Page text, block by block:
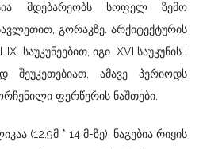
მდებარეობს სოფელ ზემო
გორაკზე. არქიტექტურის
საუკუნეებით, იგი XVI საუკუნის I
შეუკეთებიათ, ამავე პერიოდს
ფერწერის ნაშთები.
(12.9მ * 14 მ-ზე), ნაგებია რიყის